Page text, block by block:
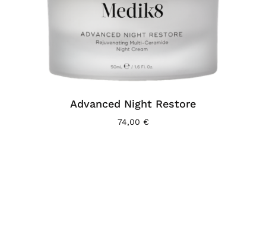
Advanced Night Restore
74,00 €